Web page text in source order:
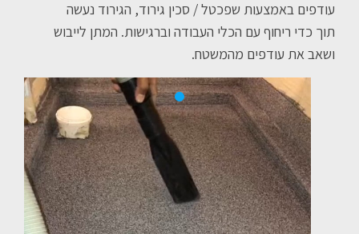
עודפים באמצעות שפכטל / סכין גירוד, הגירוד נעשה
תוך כדי ריחוף עם הכלי העבודה וברגישות. המתן לייבוש
ושאב את עודפים מהמשטח.